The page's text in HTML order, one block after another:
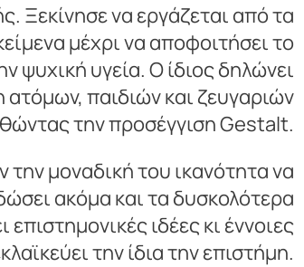
Ξεκίνησε να εργάζεται από τα
μέχρι να αποφοιτήσει το
ψυχική υγεία. Ο ίδιος δηλώνει
παιδιών και ζευγαριών
την προσέγγιση Gestalt.
την μοναδική του ικανότητα να
ακόμα και τα δυσκολότερα
ιδέες κι έννοιες
την ίδια την επιστήμη.